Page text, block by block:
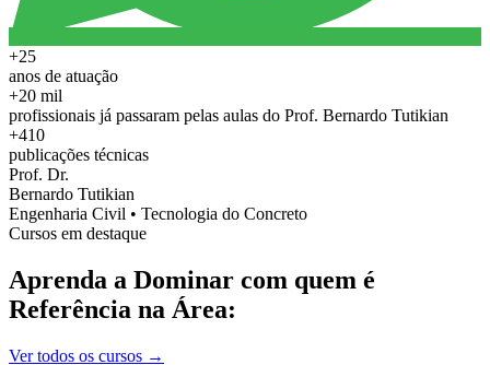
+25
anos de atuação
+20 mil
profissionais já passaram pelas aulas do Prof. Bernardo Tutikian
+410
publicações técnicas
Prof. Dr.
Bernardo Tutikian
Engenharia Civil • Tecnologia do Concreto
Cursos em destaque
Aprenda a Dominar com quem é
Referência na Área:
Ver todos os cursos →